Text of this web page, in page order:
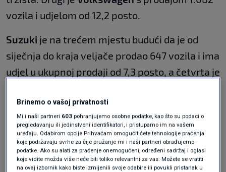
vozila i udjelom od 12,2 posto.
Suzuki je na trećem mjestu budući da je od
siječnja do kraja veljače prodao 647 vozila i ima
udjel u ukupnoj prodaji od 7,3 posto, a četvrta je
sedam posto.
Na petom je mjestuOpelkoji je u prva dva
mjeseca prodao 476 novih vozila i drži udjel od
5,4 posto.
Brinemo o vašoj privatnosti
Mi i naši partneri 603 pohranjujemo osobne podatke, kao što su podaci o
pregledavanju ili jedinstveni identifikatori, i pristupamo im na vašem
uređaju. Odabirom opcije Prihvaćam omogućit ćete tehnologije praćenja
koje podržavaju svrhe za čije pružanje mi i naši partneri obrađujemo
podatke. Ako su alati za praćenje onemogućeni, određeni sadržaj i oglasi
koje vidite možda više neće biti toliko relevantni za vas. Možete se vratiti
na ovaj izbornik kako biste izmijenili svoje odabire ili povukli pristanak u